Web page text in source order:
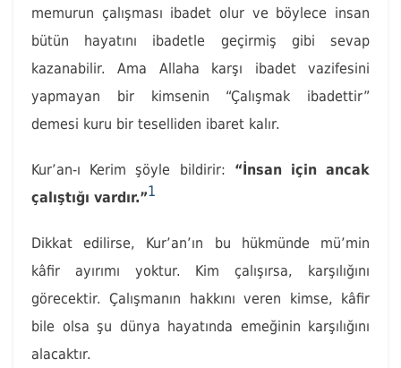
memurun çalışması ibadet olur ve böylece insan
bütün hayatını ibadetle geçirmiş gibi sevap
kazanabilir. Ama Allaha karşı ibadet vazifesini
yapmayan bir kimsenin “Çalışmak ibadettir”
demesi kuru bir teselliden ibaret kalır.
Kur’an-ı Kerim şöyle bildirir: “İnsan için ancak
çalıştığı vardır.”1
Dikkat edilirse, Kur’an’ın bu hükmünde mü’min
kâfir ayırımı yoktur. Kim çalışırsa, karşılığını
görecektir. Çalışmanın hakkını veren kimse, kâfir
bile olsa şu dünya hayatında emeğinin karşılığını
alacaktır.